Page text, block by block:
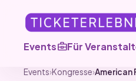
Eventsbusiness_centerFür
Events›Kongresse›American